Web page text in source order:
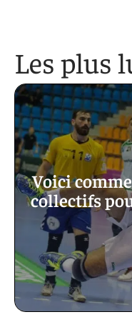
Les plus
Voici
collectifs